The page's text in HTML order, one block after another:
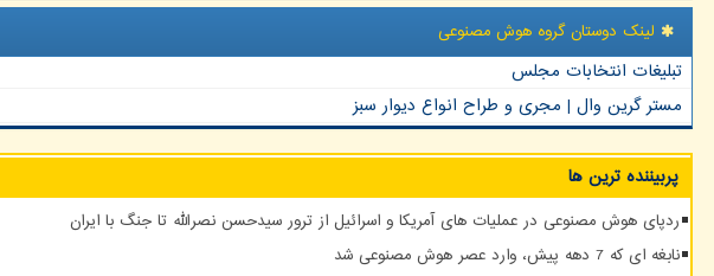
لینک دوستان گروه هوش مصنوعی
تبلیغات انتخابات مجلس
مستر گرین وال | مجری و طراح انواع دیوار سبز
پربیننده ترین ها
ردپای هوش مصنوعی در عملیات های آمریکا و اسرائیل از ترور سیدحسن نصرالله تا جنگ با ایران
نابغه ای که 7 دهه پیش، وارد عصر هوش مصنوعی شد